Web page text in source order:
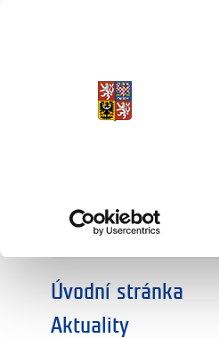
ZVOLTE SI OBLAST:
SOCIÁLNÍ DIALOG
Úvodní stránka
Aktuality